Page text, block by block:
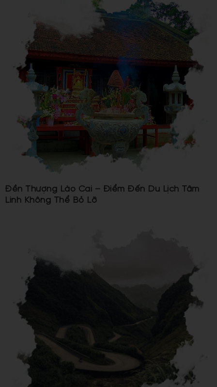
Đền Thượng Lào Cai – Điểm Đến Du Lịch Tâm
Linh Không Thể Bỏ Lỡ